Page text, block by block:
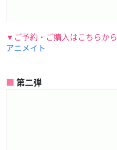
▼ご予約・ご購入はこちらから
アニメイト
第二弾